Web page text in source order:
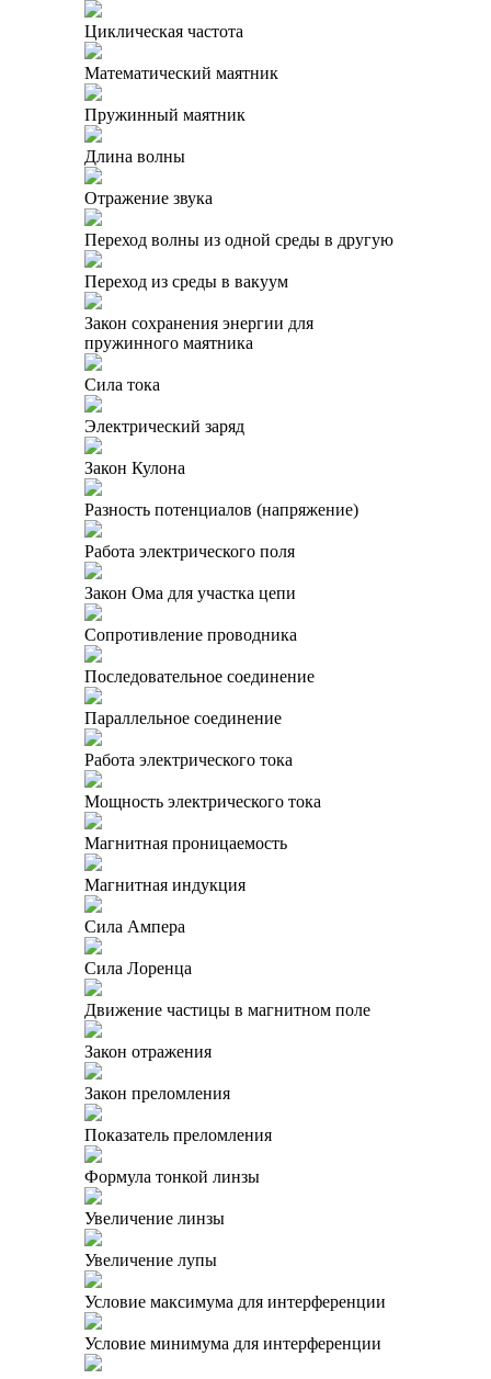
Циклическая частота
Математический маятник
Пружинный маятник
Длина волны
Отражение звука
Переход волны из одной среды в другую
Переход из среды в вакуум
Закон сохранения энергии для
пружинного маятника
Сила тока
Электрический заряд
Закон Кулона
Разность потенциалов (напряжение)
Работа электрического поля
Закон Ома для участка цепи
Сопротивление проводника
Последовательное соединение
Параллельное соединение
Работа электрического тока
Мощность электрического тока
Магнитная проницаемость
Магнитная индукция
Сила Ампера
Сила Лоренца
Движение частицы в магнитном поле
Закон отражения
Закон преломления
Показатель преломления
Формула тонкой линзы
Увеличение линзы
Увеличение лупы
Условие максимума для интерференции
Условие минимума для интерференции